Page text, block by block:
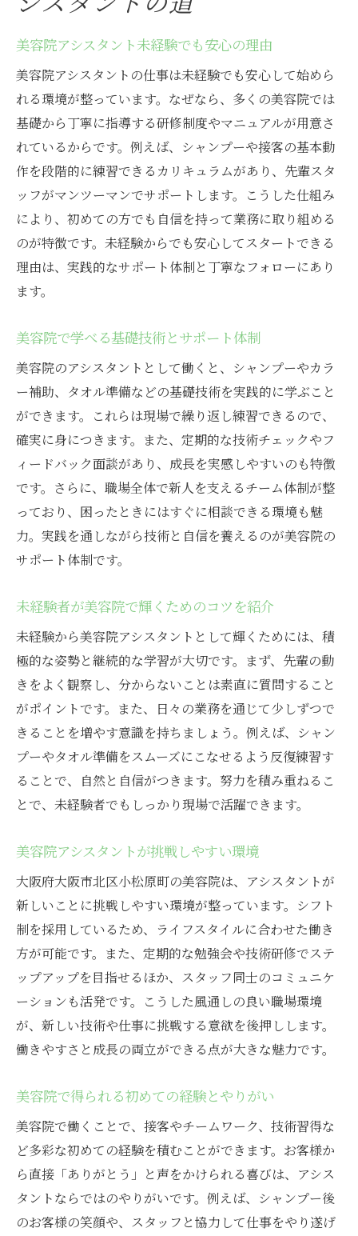
美容院アシスタント未経験でも安心の理由
美容院アシスタントの仕事は未経験でも安心して始めら
れる環境が整っています。なぜなら、多くの美容院では
基礎から丁寧に指導する研修制度やマニュアルが用意さ
れているからです。例えば、シャンプーや接客の基本動
作を段階的に練習できるカリキュラムがあり、先輩スタ
ッフがマンツーマンでサポートします。こうした仕組み
により、初めての方でも自信を持って業務に取り組める
のが特徴です。未経験からでも安心してスタートできる
理由は、実践的なサポート体制と丁寧なフォローにあり
ます。
美容院で学べる基礎技術とサポート体制
美容院のアシスタントとして働くと、シャンプーやカラ
ー補助、タオル準備などの基礎技術を実践的に学ぶこと
ができます。これらは現場で繰り返し練習できるので、
確実に身につきます。また、定期的な技術チェックやフ
ィードバック面談があり、成長を実感しやすいのも特徴
です。さらに、職場全体で新人を支えるチーム体制が整
っており、困ったときにはすぐに相談できる環境も魅
力。実践を通しながら技術と自信を養えるのが美容院の
サポート体制です。
未経験者が美容院で輝くためのコツを紹介
未経験から美容院アシスタントとして輝くためには、積
極的な姿勢と継続的な学習が大切です。まず、先輩の動
きをよく観察し、分からないことは素直に質問すること
がポイントです。また、日々の業務を通じて少しずつで
きることを増やす意識を持ちましょう。例えば、シャン
プーやタオル準備をスムーズにこなせるよう反復練習す
ることで、自然と自信がつきます。努力を積み重ねるこ
とで、未経験者でもしっかり現場で活躍できます。
美容院アシスタントが挑戦しやすい環境
大阪府大阪市北区小松原町の美容院は、アシスタントが
新しいことに挑戦しやすい環境が整っています。シフト
制を採用しているため、ライフスタイルに合わせた働き
方が可能です。また、定期的な勉強会や技術研修でステ
ップアップを目指せるほか、スタッフ同士のコミュニケ
ーションも活発です。こうした風通しの良い職場環境
が、新しい技術や仕事に挑戦する意欲を後押しします。
働きやすさと成長の両立ができる点が大きな魅力です。
美容院で得られる初めての経験とやりがい
美容院で働くことで、接客やチームワーク、技術習得な
ど多彩な初めての経験を積むことができます。お客様か
ら直接「ありがとう」と声をかけられる喜びは、アシス
タントならではのやりがいです。例えば、シャンプー後
のお客様の笑顔や、スタッフと協力して仕事をやり遂げ